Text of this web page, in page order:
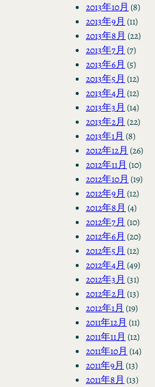
2013年10月 (8)
2013年9月 (11)
2013年8月 (22)
2013年7月 (7)
2013年6月 (5)
2013年5月 (12)
2013年4月 (12)
2013年3月 (14)
2013年2月 (22)
2013年1月 (8)
2012年12月 (26)
2012年11月 (10)
2012年10月 (19)
2012年9月 (12)
2012年8月 (4)
2012年7月 (10)
2012年6月 (20)
2012年5月 (12)
2012年4月 (49)
2012年3月 (31)
2012年2月 (13)
2012年1月 (19)
2011年12月 (11)
2011年11月 (12)
2011年10月 (14)
2011年9月 (13)
2011年8月 (13)